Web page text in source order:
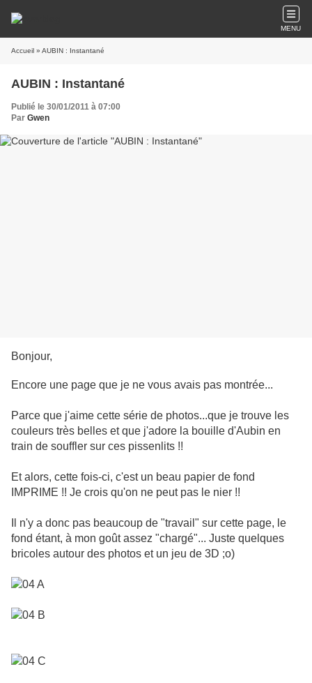
MENU
Accueil » AUBIN : Instantané
AUBIN : Instantané
Publié le 30/01/2011 à 07:00
Par Gwen
Bonjour,
Encore une page que je ne vous avais pas montrée...
Parce que j'aime cette série de photos...que je trouve les
couleurs très belles et que j'adore la bouille d'Aubin en
train de souffler sur ces pissenlits !!
Et alors, cette fois-ci, c'est un beau papier de fond
IMPRIME !! Je crois qu'on ne peut pas le nier !!
Il n'y a donc pas beaucoup de "travail" sur cette page, le
fond étant, à mon goût assez "chargé"... Juste quelques
bricoles autour des photos et un jeu de 3D ;o)